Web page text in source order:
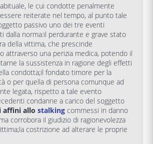
le cui condotte penalmente
reiterate nel tempo, al punto tale
passivo uno dei tre eventi
dalla norma:il perdurante e grave stato
della vittima, che prescinde
attraverso una perizia medica, potendo il
la sussistenza in ragione degli effetti
condotta;il fondato timore per la
o per quella di persona comunque ad
legata, rispetto a tale evento
condanne a carico del soggetto
affini allo stalking commessi in danno
corrobora il giudizio di ragionevolezza
costrizione ad alterare le proprie